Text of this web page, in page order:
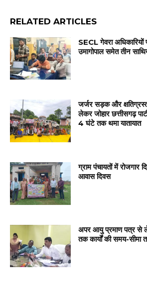
RELATED ARTICLES
SECL गेवरा
उमागोपाल समेत तीन
जर्जर सड़क और
लेकर जोहार छत्तीसगढ़
4 घंटे तक थमा यातायात
ग्राम पंचायतों में रोजगार
आवास दिवस
अपर आयु प्रमाण पत्र से
तक कार्यों की समय-सीमा